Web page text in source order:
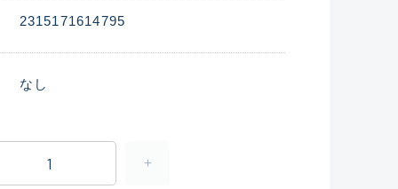
2315171614795
なし